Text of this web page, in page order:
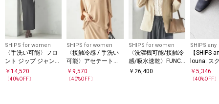
SHIPS for women
〈手洗い可能〉フロ
ント ジップ ジャンパ
ー スカート
￥ 14,520
〔40%OFF〕
SHIPS for women
〈接触冷感 / 手洗い
可能〉アセテート混
バック サテン ドルマ
ン ブラウス
￥ 9,570
〔40%OFF〕
SHIPS for women
〈洗濯機可能/接触冷
感/吸水速乾〉FUNCT
ION カラーレス ジャ
￥ 26,400
SHIPS any
【SHIPS
louna: ス
ングバッ
￥5,346
〔40%OFF〕